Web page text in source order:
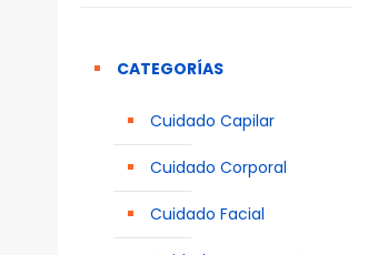
CATEGORÍAS
Cuidado Capilar
Cuidado Corporal
Cuidado Facial